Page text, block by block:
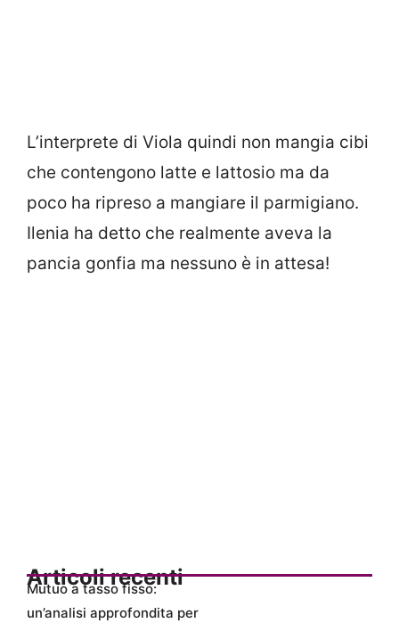
L’interprete di Viola quindi non mangia cibi
che contengono latte e lattosio ma da
poco ha ripreso a mangiare il parmigiano.
Ilenia ha detto che realmente aveva la
pancia gonfia ma nessuno è in attesa!
Articoli recenti
Mutuo a tasso fisso:
un’analisi approfondita per